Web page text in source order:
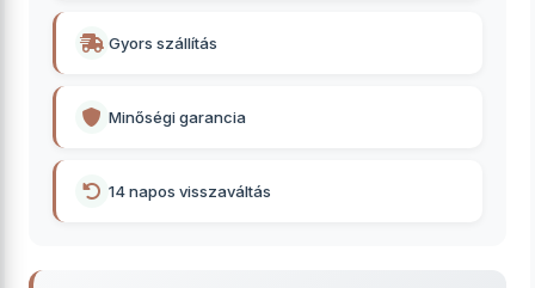
Gyors szállítás
Minőségi garancia
14 napos visszaváltás